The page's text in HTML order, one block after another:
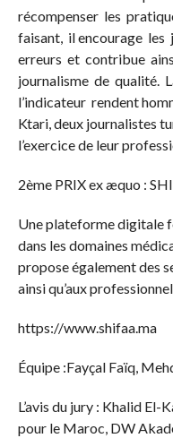
récompenser les
faisant, il encourage
erreurs et contribue
journalisme de qualité.
l’indicateur rendent
Ktari, deux journalistes
l’exercice de leur
2ème PRIX ex æquo :
Une plateforme digitale
dans les domaines
propose également des
ainsi qu’aux
https://www.shifaa.ma
Équipe :Fayçal Faïq,
L’avis du jury : Khalid
pour le Maroc, DW